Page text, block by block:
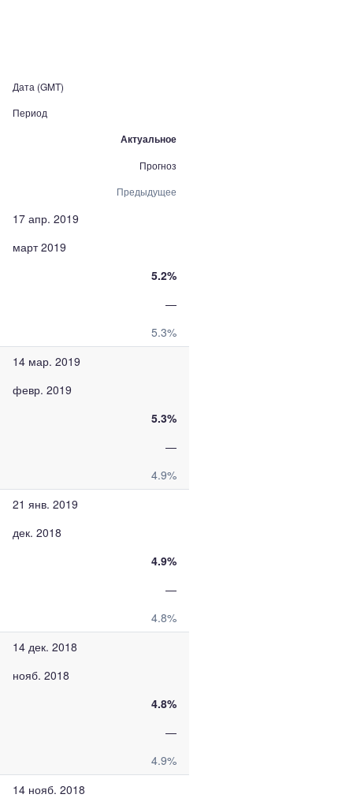
Дата (GMT)
Период
Актуальное
Прогноз
Предыдущее
17 апр. 2019
март 2019
5.2%
—
5.3%
14 мар. 2019
февр. 2019
5.3%
—
4.9%
21 янв. 2019
дек. 2018
4.9%
—
4.8%
14 дек. 2018
нояб. 2018
4.8%
—
4.9%
14 нояб. 2018